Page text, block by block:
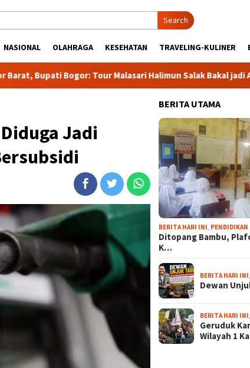
Search
NASIONAL OLAHRAGA KESEHATAN TRAVELING-KULINER
Tour Malasari Halimun Salak Bakal jadi Agenda
Jadi
BERITA UTAMA
BERITA HARI INI PENDIDIKAN
Ditopang Bambu,
K…
BERITA HARI INI
Dewan
BERITA HARI INI
Geruduk
Wilayah 1